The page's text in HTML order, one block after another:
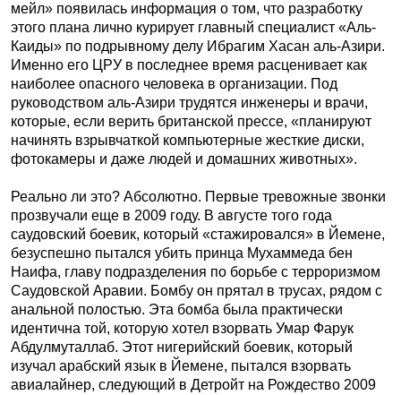
мейл» появилась информация о том, что разработку
этого плана лично курирует главный специалист «Аль-
Каиды» по подрывному делу Ибрагим Хасан аль-Азири.
Именно его ЦРУ в последнее время расценивает как
наиболее опасного человека в организации. Под
руководством аль-Азири трудятся инженеры и врачи,
которые, если верить британской прессе, «планируют
начинять взрывчаткой компьютерные жесткие диски,
фотокамеры и даже людей и домашних животных».
Реально ли это? Абсолютно. Первые тревожные звонки
прозвучали еще в 2009 году. В августе того года
саудовский боевик, который «стажировался» в Йемене,
безуспешно пытался убить принца Мухаммеда бен
Наифа, главу подразделения по борьбе с терроризмом
Саудовской Аравии. Бомбу он прятал в трусах, рядом с
анальной полостью. Эта бомба была практически
идентична той, которую хотел взорвать Умар Фарук
Абдулмуталлаб. Этот нигерийский боевик, который
изучал арабский язык в Йемене, пытался взорвать
авиалайнер, следующий в Детройт на Рождество 2009